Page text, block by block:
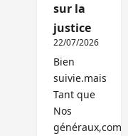
sur la
justice
22/07/2026
Bien
suivie.mais
Tant que
Nos
généraux,com